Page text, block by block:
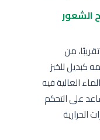
الشعور
من
كبديل للخبز
العالية فيه
على التحكم
الحرارية